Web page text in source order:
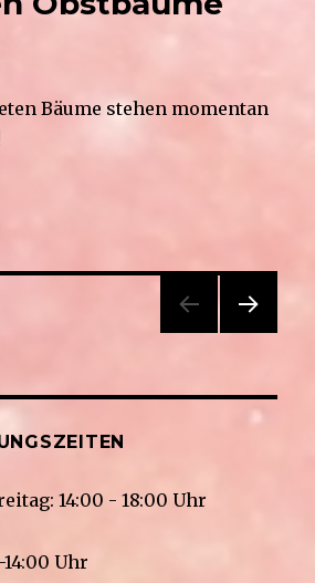
Bäume stehen momentan
E
14:00 - 18:00 Uhr
Uhr